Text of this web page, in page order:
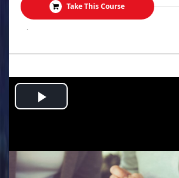
Take This Course
.
Play